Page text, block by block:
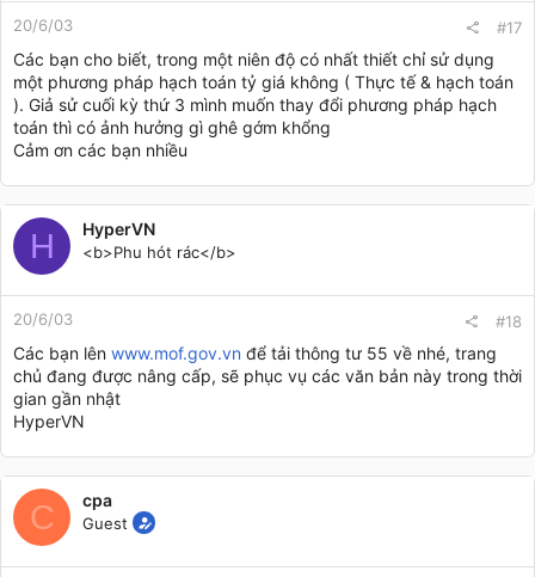
20/6/03 #17
Các bạn cho biết, trong một niên độ có nhất thiết chỉ sử dụng
một phương pháp hạch toán tỷ giá không ( Thực tế & hạch toán
). Giả sử cuối kỳ thứ 3 mình muốn thay đổi phương pháp hạch
toán thì có ảnh hưởng gì ghê gớm khổng
Cảm ơn các bạn nhiều
H HyperVN
<b>Phu hót rác</b>
20/6/03 #18
Các bạn lên www.mof.gov.vn để tải thông tư 55 về nhé, trang
chủ đang được nâng cấp, sẽ phục vụ các văn bản này trong thời
gian gần nhật
HyperVN
C cpa
Guest